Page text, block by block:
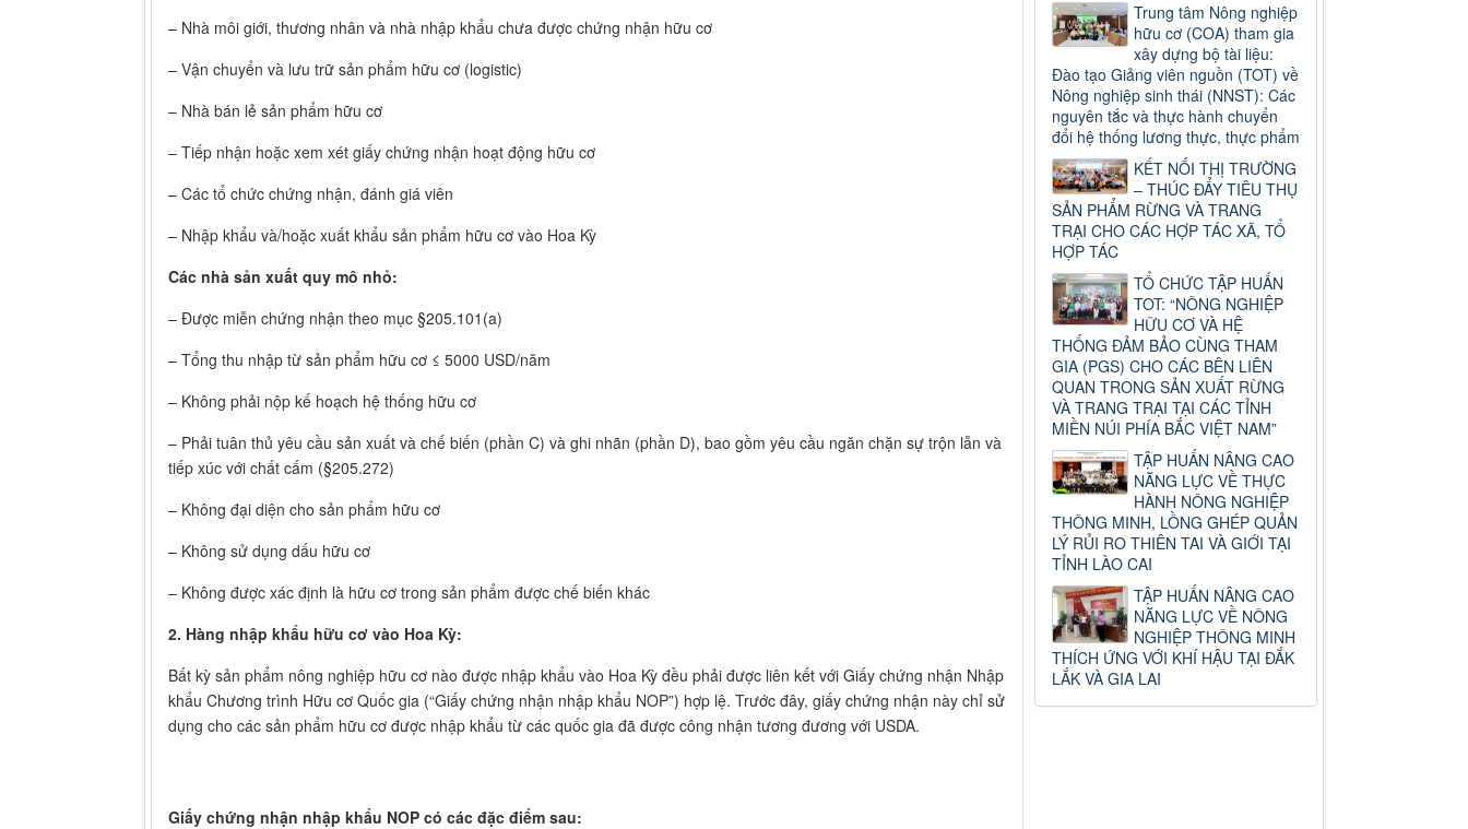
– Nhà môi giới, thương nhân và nhà nhập khẩu chưa được chứng nhận hữu cơ
– Vận chuyển và lưu trữ sản phẩm hữu cơ (logistic)
– Nhà bán lẻ sản phẩm hữu cơ
– Tiếp nhận hoặc xem xét giấy chứng nhận hoạt động hữu cơ
– Các tổ chức chứng nhận, đánh giá viên
– Nhập khẩu và/hoặc xuất khẩu sản phẩm hữu cơ vào Hoa Kỳ
Các nhà sản xuất quy mô nhỏ:
– Được miễn chứng nhận theo mục §205.101(a)
– Tổng thu nhập từ sản phẩm hữu cơ ≤ 5000 USD/năm
– Không phải nộp kế hoạch hệ thống hữu cơ
– Phải tuân thủ yêu cầu sản xuất và chế biến (phần C) và ghi nhãn (phần D), bao gồm yêu cầu ngăn chặn sự trộn lẫn và
tiếp xúc với chất cấm (§205.272)
– Không đại diện cho sản phẩm hữu cơ
– Không sử dụng dấu hữu cơ
– Không được xác định là hữu cơ trong sản phẩm được chế biến khác
2. Hàng nhập khẩu hữu cơ vào Hoa Kỳ:
Bất kỳ sản phẩm nông nghiệp hữu cơ nào được nhập khẩu vào Hoa Kỳ đều phải được liên kết với Giấy chứng nhận Nhập
khẩu Chương trình Hữu cơ Quốc gia (“Giấy chứng nhận nhập khẩu NOP”) hợp lệ. Trước đây, giấy chứng nhận này chỉ sử
dụng cho các sản phẩm hữu cơ được nhập khẩu từ các quốc gia đã được công nhận tương đương với USDA.
Giấy chứng nhận nhập khẩu NOP có các đặc điểm sau:
Trung tâm Nông nghiệp
hữu cơ (COA) tham gia
xây dựng bộ tài liệu:
Đào tạo Giảng viên nguồn (TOT) về
Nông nghiệp sinh thái (NNST): Các
nguyên tắc và thực hành chuyển
đổi hệ thống lương thực, thực phẩm
KẾT NỐI THỊ TRƯỜNG
– THÚC ĐẨY TIÊU THỤ
SẢN PHẨM RỪNG VÀ TRANG
TRẠI CHO CÁC HỢP TÁC XÃ, TỔ
HỢP TÁC
TỔ CHỨC TẬP HUẤN
TOT: “NÔNG NGHIỆP
HỮU CƠ VÀ HỆ
THỐNG ĐẢM BẢO CÙNG THAM
GIA (PGS) CHO CÁC BÊN LIÊN
QUAN TRONG SẢN XUẤT RỪNG
VÀ TRANG TRẠI TẠI CÁC TỈNH
MIỀN NÚI PHÍA BẮC VIỆT NAM”
TẬP HUẤN NÂNG CAO
NĂNG LỰC VỀ THỰC
HÀNH NÔNG NGHIỆP
THÔNG MINH, LỒNG GHÉP QUẢN
LÝ RỦI RO THIÊN TAI VÀ GIỚI TẠI
TỈNH LÀO CAI
TẬP HUẤN NÂNG CAO
NĂNG LỰC VỀ NÔNG
NGHIỆP THÔNG MINH
THÍCH ỨNG VỚI KHÍ HẬU TẠI ĐẮK
LẮK VÀ GIA LAI